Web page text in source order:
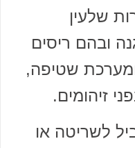
שלעין
ובהם ריסים
ומערכת שטיפה,
זיהומים.
לשריטה או